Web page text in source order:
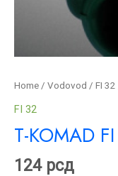
Home / Vodovod / FI 32
FI 32
T-KOMAD
124 рсд